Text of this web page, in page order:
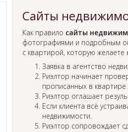
Сайты
Как правило сайты
фотографиями и подробным
с квартирой, которую желаете
Заявка в агентство
Риэлтор начинает
прописанных в квартире
Риэлтор оглашает
Если клиента всё
недвижимости.
Риэлтор сопровождает